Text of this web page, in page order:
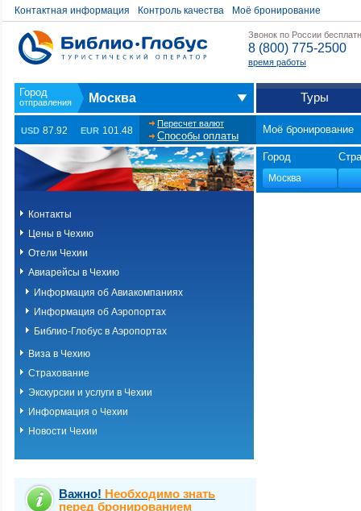
Контактная информация Контроль качества Моё бронирование
Звонок по России
8 (800) 775-2500
время работы
Москва Туры
USD 87.92 EUR 101.48
Пересчет валют
Способы оплаты
Моё бронирование
Контакты
Цены в Чехию
Отели Чехии
Авиарейсы в Чехию
Информация об Авиакомпаниях
Информация об Аэропортах
Библио-Глобус в Аэропортах
Виза в Чехию
Страхование
Экскурсии и услуги в Чехии
Информация о Чехии
Новости Чехии
Важно! Необходимо знать
перед бронированием
Город